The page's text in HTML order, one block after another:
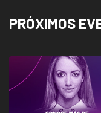
PRÓXIMOS